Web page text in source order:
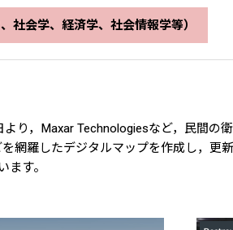
社会学、経済学、社会情報学等）
り，Maxar Technologiesなど，民間の
網羅したデジタルマップを作成し，更
す。